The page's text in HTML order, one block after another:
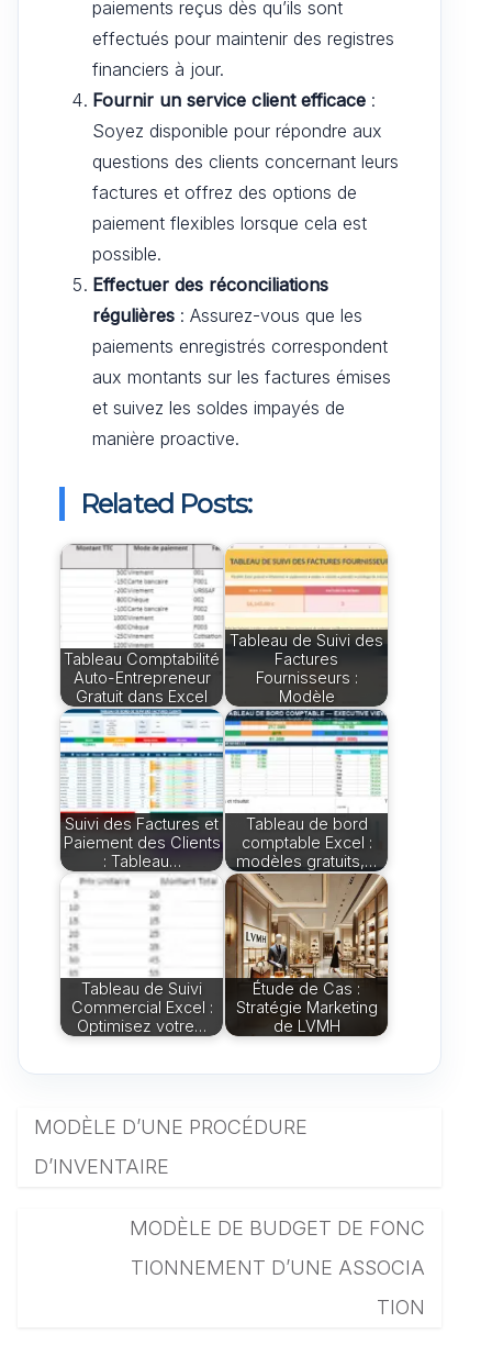
paiements reçus dès qu’ils sont
effectués pour maintenir des registres
financiers à jour.
Fournir un service client efficace :
Soyez disponible pour répondre aux
questions des clients concernant leurs
factures et offrez des options de
paiement flexibles lorsque cela est
possible.
Effectuer des réconciliations
régulières : Assurez-vous que les
paiements enregistrés correspondent
aux montants sur les factures émises
et suivez les soldes impayés de
manière proactive.
Related Posts:
Tableau Comptabilité
Auto-Entrepreneur
Gratuit dans Excel
Tableau de Suivi des
Factures
Fournisseurs :
Modèle
Suivi des Factures et
Paiement des Clients
: Tableau…
Tableau de bord
comptable Excel :
modèles gratuits,…
Tableau de Suivi
Commercial Excel :
Optimisez votre…
Étude de Cas :
Stratégie Marketing
de LVMH
MODÈLE D’UNE PROCÉDURE
D’INVENTAIRE
MODÈLE DE BUDGET DE FONC
TIONNEMENT D’UNE ASSOCIA
TION